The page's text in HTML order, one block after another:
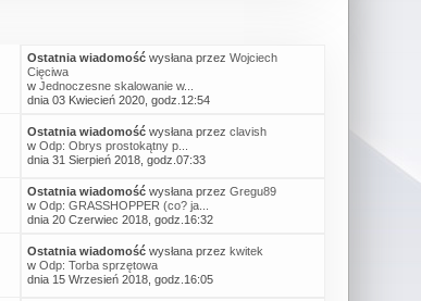
Ostatnia wiadomość wysłana przezWojciech
Cięciwa
wJednoczesne skalowanie w...
dnia 03 Kwiecień 2020, godz.12:54
Ostatnia wiadomość wysłana przezclavish
wOdp: Obrys prostokątny p...
dnia 31 Sierpień 2018, godz.07:33
Ostatnia wiadomość wysłana przezGregu89
wOdp: GRASSHOPPER (co? ja...
dnia 20 Czerwiec 2018, godz.16:32
Ostatnia wiadomość wysłana przezkwitek
wOdp: Torba sprzętowa
dnia 15 Wrzesień 2018, godz.16:05